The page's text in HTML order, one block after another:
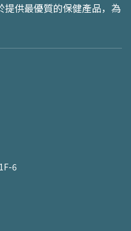
供最優質的保健產品，為
6